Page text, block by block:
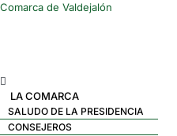
Comarca de Valdejalón
Menú
LA COMARCA
SALUDO DE LA PRESIDENCIA
CONSEJEROS